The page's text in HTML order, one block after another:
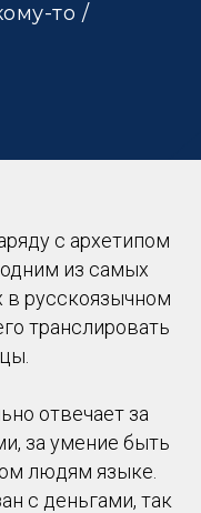
то /
с архетипом
одним из самых
в русскоязычном
транслировать
отвечает за
за умение быть
людям языке.
с деньгами, так